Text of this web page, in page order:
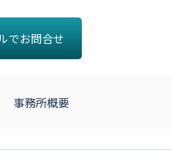
でお問合せ
事務所概要